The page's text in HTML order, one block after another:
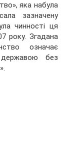
яка набула
зазначену
чинності ця
року. Згадана
означає
без